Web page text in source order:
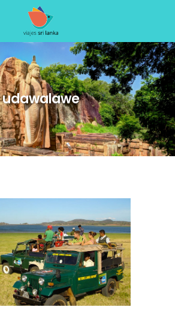
udawalawe